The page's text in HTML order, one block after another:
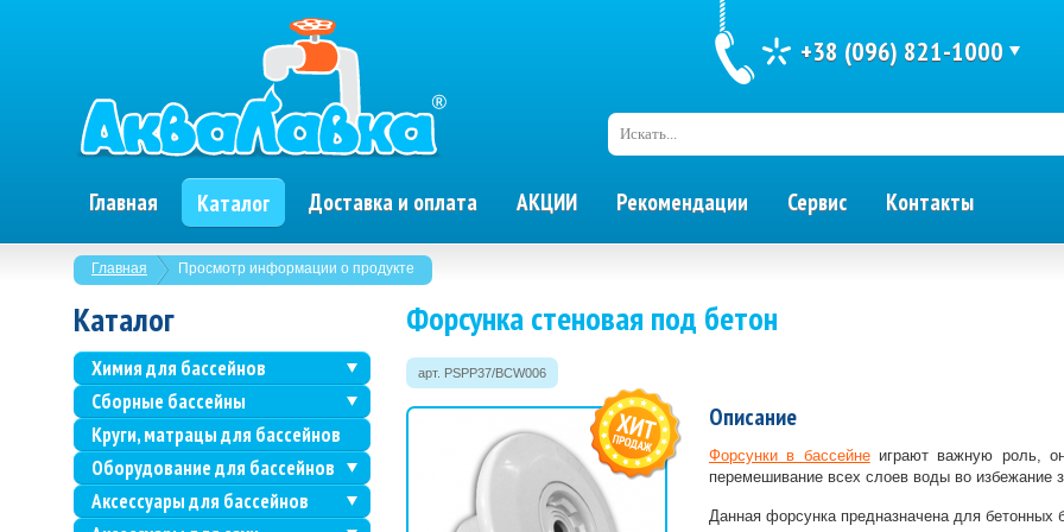
Главная Каталог Доставка и оплата АКЦИИ Рекомендации Сервис Контакты
Искать...
+38 (096) 821-1000
Главная Просмотр информации о продукте
Форсунка стеновая под бетон
арт. PSPP37/BCW006
Описание
Форсунки в бассейнеиграют важную роль,
перемешивание всех слоев воды во избежание
Данная форсунка предназначена для бетонных
Каталог
Химия для бассейнов
Сборные бассейны
Круги, матрацы для бассейнов
Оборудование для бассейнов
Аксессуары для бассейнов